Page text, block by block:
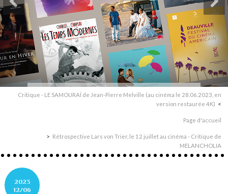
Critique - LE SAMOURAÏ de Jean-Pierre Melville (au cinéma le 28.06.2023, en
version restaurée 4K)
Page d'accueil
Rétrospective Lars von Trier, le 12 juillet au cinéma - Critique de
MELANCHOLIA
2023
12/06